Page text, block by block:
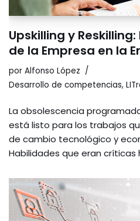
Upskilling y
de la Empresa en la
por Alfonso López
Desarrollo de competencias,
La obsolescencia
está listo para los trabajos
de cambio tecnológico y
Habilidades que eran críticas